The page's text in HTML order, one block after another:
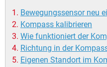
Bewegungssensor neu
Kompass kalibrieren
Wie funktioniert der
Richtung in der
Eigenen Standort im